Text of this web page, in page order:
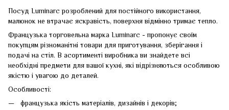
Посуд Luminarc розроблений для постійного використання,
малюнок не втрачає яскравість, поверхня відмінно тримає тепло.
Французька торговельна марка Luminarc - пропонує своїм
покупцям різноманітні товари для приготування, зберігання і
подачі на стіл. В асортименті виробника ви знайдете всі
необхідні предмети для вашої кухні, які відрізняються особливою
якістю і увагою до деталей.
Особливості:
французька якість матеріалів, дизайнів і декорів;